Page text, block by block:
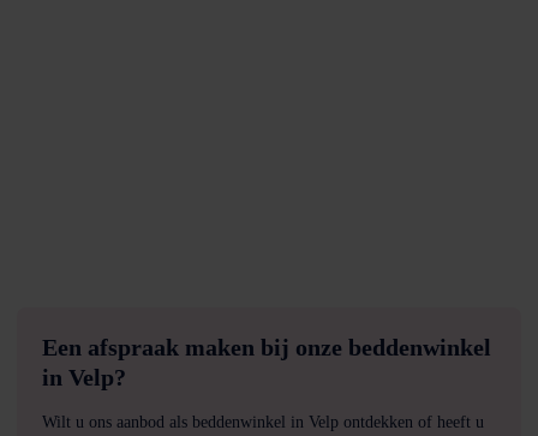
Een afspraak maken bij onze beddenwinkel
in Velp?
Wilt u ons aanbod als beddenwinkel in Velp ontdekken of heeft u